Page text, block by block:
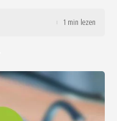
1 min lezen